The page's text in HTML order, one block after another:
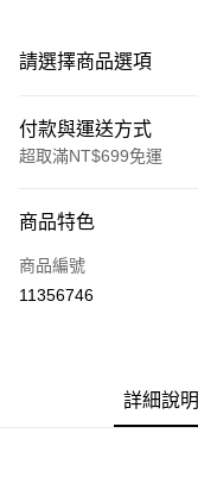
請選擇商品選項
付款與運送方式
超取滿NT$699免運
信用卡一次付款
超商取貨付款
全家付款取貨
商品特色
商品編號
11356746
詳細說明